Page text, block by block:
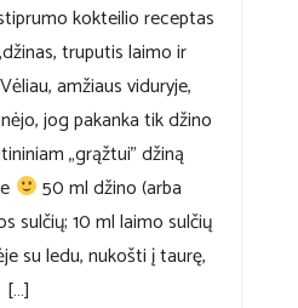
kokteilio receptas
truputis laimo ir
amžiaus viduryje,
jog pakanka tik džino
„grąžtui” džiną
50 ml džino (arba
sulčių; 10 ml laimo sulčių
su ledu, nukošti į taurę,
[…]